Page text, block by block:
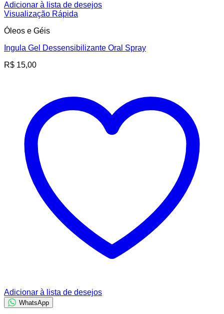
Adicionar à lista de desejos
Visualização Rápida
Óleos e Géis
Ingula Gel Dessensibilizante Oral Spray
R$ 15,00
Adicionar à lista de desejos
WhatsApp